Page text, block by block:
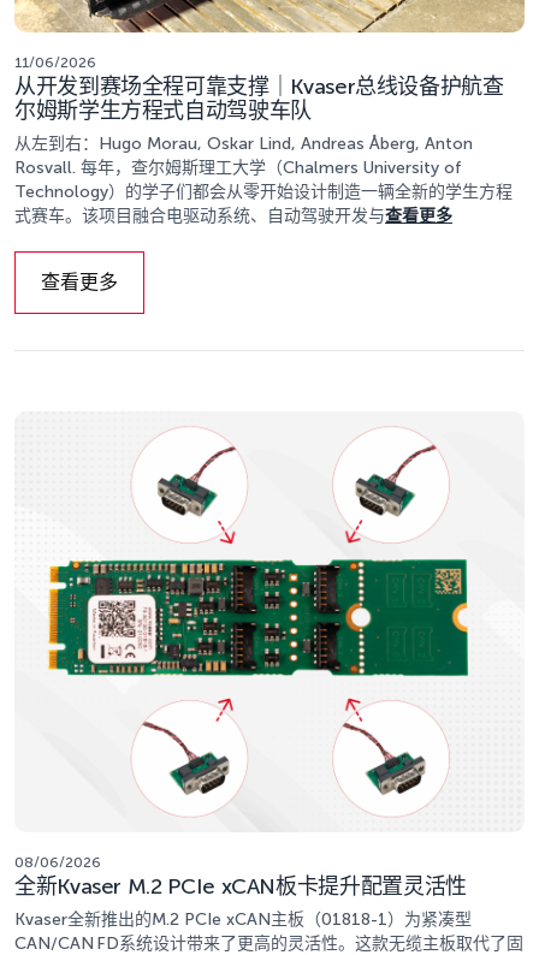
11/06/2026
从开发到赛场全程可靠支撑｜Kvaser总线设备护航查
尔姆斯学生方程式自动驾驶车队
从左到右：Hugo Morau, Oskar Lind, Andreas Åberg, Anton
Rosvall. 每年，查尔姆斯理工大学（Chalmers University of
Technology）的学子们都会从零开始设计制造一辆全新的学生方程
式赛车。该项目融合电驱动系统、自动驾驶开发与查看更多
查看更多
08/06/2026
全新Kvaser M.2 PCIe xCAN板卡提升配置灵活性
Kvaser全新推出的M.2 PCIe xCAN主板（01818-1）为紧凑型
CAN/CAN FD系统设计带来了更高的灵活性。这款无缆主板取代了固